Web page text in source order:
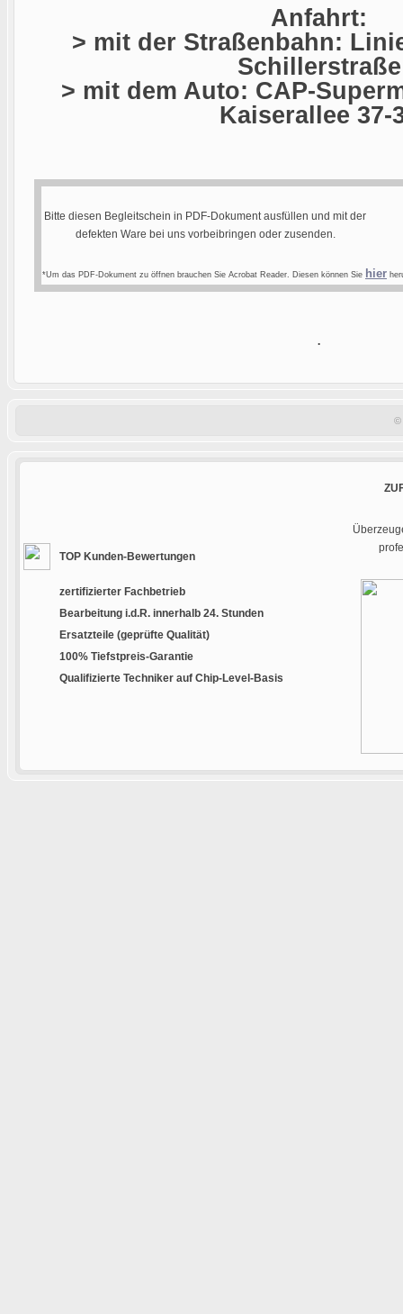
Anfahrt:
> mit der Straßenbahn:
Schillerstraße
> mit dem Auto: CAP-
Kaiserallee 37-
Bitte diesen Begleitschein in PDF-Dokument ausfüllen und mit der
defekten Ware bei uns vorbeibringen oder zusenden.
*Um das PDF-Dokument zu öffnen brauchen Sie Acrobat Reader. Diesen können Sie hier
.
©
TOP Kunden-Bewertungen
zertifizierter Fachbetrieb
Bearbeitung i.d.R. innerhalb 24. Stunden
Ersatzteile (geprüfte Qualität)
100% Tiefstpreis-Garantie
Qualifizierte Techniker auf Chip-Level-Basis